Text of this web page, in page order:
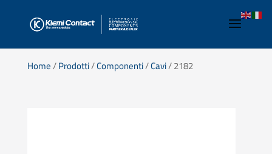
Home/Prodotti/Componenti/Cavi/ 2182